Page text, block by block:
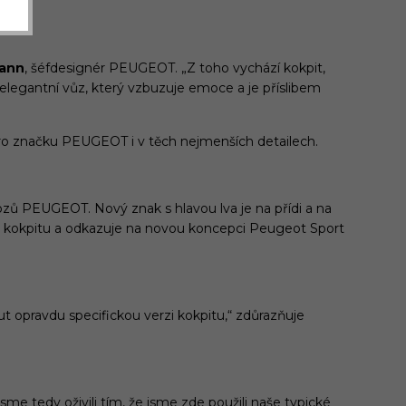
, šéfdesignér PEUGEOT. „Z toho vychází kokpit,
vůz, který vzbuzuje emoce a je příslibem
značku PEUGEOT i v těch nejmenších detailech.
PEUGEOT. Nový znak s hlavou lva je na přídi a na
a odkazuje na novou koncepci Peugeot Sport
opravdu specifickou verzi kokpitu,“ zdůrazňuje
tedy oživili tím, že jsme zde použili naše typické